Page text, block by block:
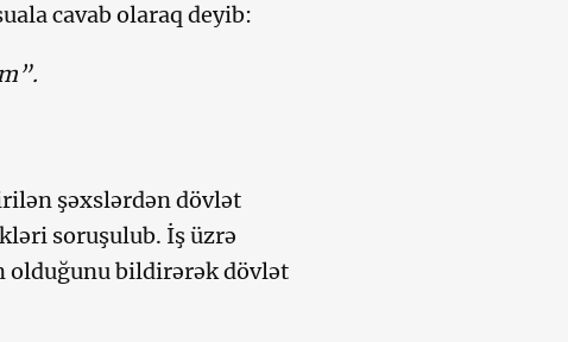
cavab olaraq deyib:
şəxslərdən dövlət
soruşulub. İş üzrə
olduğunu bildirərək dövlət